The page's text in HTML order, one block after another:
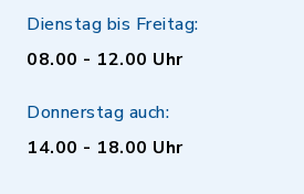
Dienstag bis Freitag:
08.00 - 12.00 Uhr
Donnerstag auch:
14.00 - 18.00 Uhr